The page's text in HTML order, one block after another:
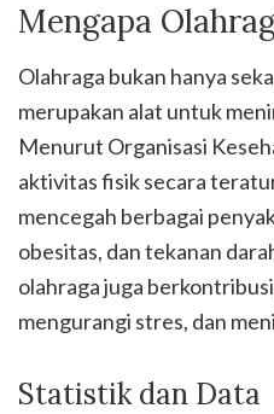
Mengapa
Olahraga bukan hanya
merupakan alat untuk
Menurut Organisasi
aktivitas fisik secara
mencegah berbagai
obesitas, dan tekanan
olahraga juga
mengurangi stres, dan
Statistik dan Data